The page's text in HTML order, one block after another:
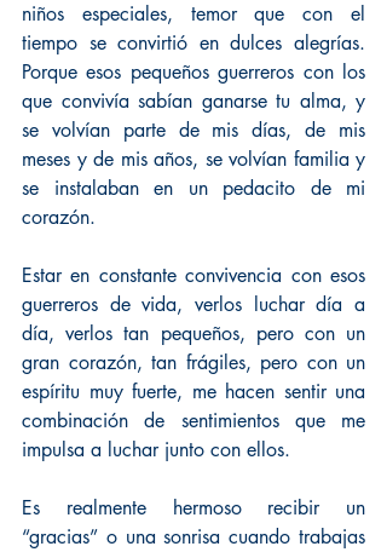
niños especiales, temor que con el
tiempo se convirtió en dulces alegrías.
Porque esos pequeños guerreros con los
que convivía sabían ganarse tu alma, y
se volvían parte de mis días, de mis
meses y de mis años, se volvían familia y
se instalaban en un pedacito de mi
corazón.
Estar en constante convivencia con esos
guerreros de vida, verlos luchar día a
día, verlos tan pequeños, pero con un
gran corazón, tan frágiles, pero con un
espíritu muy fuerte, me hacen sentir una
combinación de sentimientos que me
impulsa a luchar junto con ellos.
Es realmente hermoso recibir un
“gracias” o una sonrisa cuando trabajas